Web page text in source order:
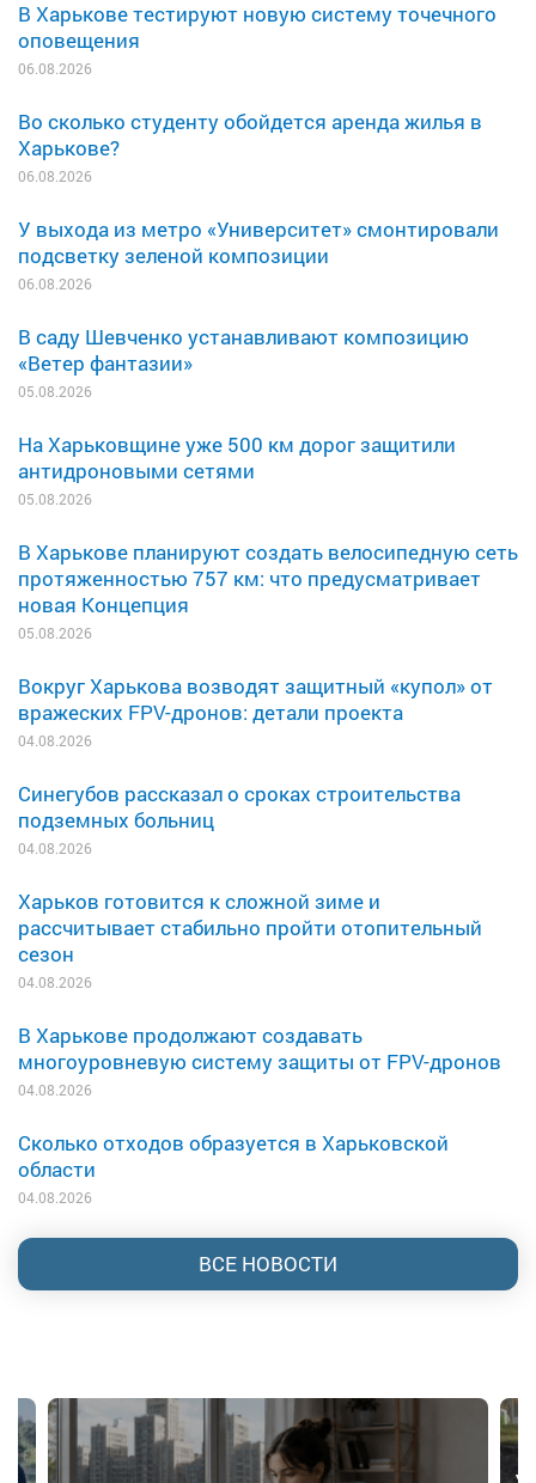
В Харькове тестируют новую систему точечного
оповещения
06.08.2026
Во сколько студенту обойдется аренда жилья в
Харькове?
06.08.2026
У выхода из метро «Университет» смонтировали
подсветку зеленой композиции
06.08.2026
В саду Шевченко устанавливают композицию
«Ветер фантазии»
05.08.2026
На Харьковщине уже 500 км дорог защитили
антидроновыми сетями
05.08.2026
В Харькове планируют создать велосипедную сеть
протяженностью 757 км: что предусматривает
новая Концепция
05.08.2026
Вокруг Харькова возводят защитный «купол» от
вражеских FPV-дронов: детали проекта
04.08.2026
Синегубов рассказал о сроках строительства
подземных больниц
04.08.2026
Харьков готовится к сложной зиме и
рассчитывает стабильно пройти отопительный
сезон
04.08.2026
В Харькове продолжают создавать
многоуровневую систему защиты от FPV-дронов
04.08.2026
Сколько отходов образуется в Харьковской
области
04.08.2026
ВСЕ НОВОСТИ